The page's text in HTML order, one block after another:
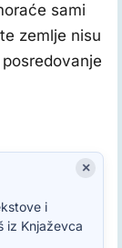
sami
zemlje nisu
×
i
iz Knjaževca